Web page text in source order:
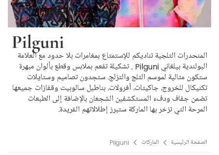
Pilguni
المنحدرات الثلجية تناديكم للإستمتاع بمغامرات بلا حدود مع العلامة
البولندية بيلغاني Pilguni . تشكيلة تفعم بملابس وقطع بألوان مبهرة
ستكون مثالية لموسم الثلج والتزلج. ستجدون تصاميم وستايلات
تكنيكال للخروج، جاكيتات، أفرولات، بناطيل سالوبيت وقفازات جميعها
تضمن جفاف ودفء المستكشفين الشجعان بالإضافة إلى الطبعات
المرحة التي تزخر بها الماركة ستبرز إطلالاتهم الفريدة.
الصفحة الرئيسية الماركات Pilguni